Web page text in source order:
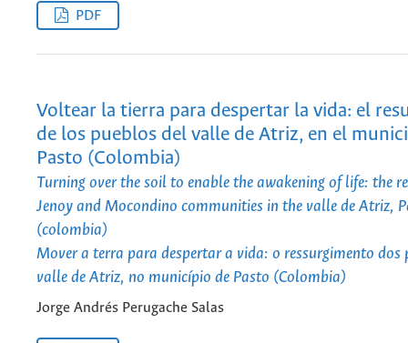
PDF
Voltear la tierra para despertar la vida: el
de los pueblos del valle de Atriz, en el
Pasto (Colombia)
Turning over the soil to enable the awakening of life: the
Jenoy and Mocondino communities in the valle de Atriz,
(colombia)
Mover a terra para despertar a vida: o ressurgimento dos
valle de Atriz, no município de Pasto (Colombia)
Jorge Andrés Perugache Salas